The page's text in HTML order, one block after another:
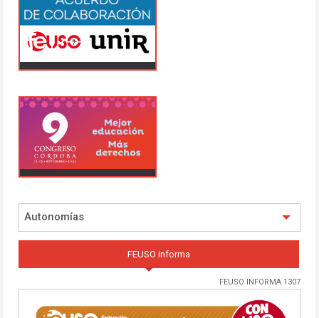
Autonomías
FEUSO informa
FEUSO INFORMA 1307